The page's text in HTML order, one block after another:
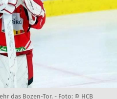
das Bozen-Tor. - Foto: © HCB